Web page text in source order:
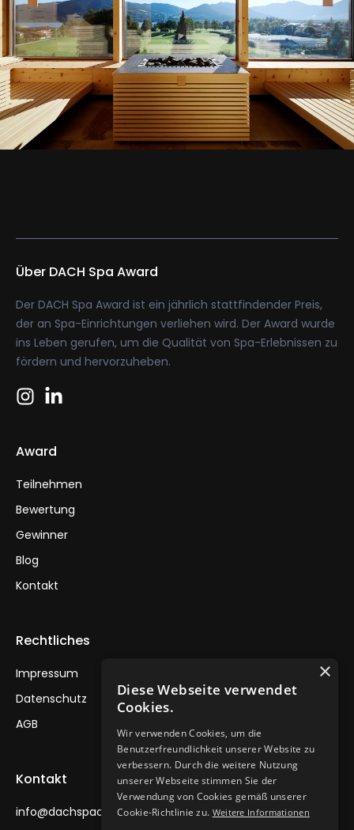
Über DACH Spa Award
Der DACH Spa Award ist ein jährlich stattfindender Preis,
der an Spa-Einrichtungen verliehen wird. Der Award wurde
ins Leben gerufen, um die Qualität von Spa-Erlebnissen zu
fördern und hervorzuheben.
Award
Teilnehmen
Bewertung
Gewinner
Blog
Kontakt
Rechtliches
Impressum
Datenschutz
AGB
Kontakt
info@dachspaawards.de
×
Diese Webseite verwendet
Cookies.
Wir verwenden Cookies, um die
Benutzerfreundlichkeit unserer Website zu
verbessern. Durch die weitere Nutzung
unserer Webseite stimmen Sie der
Verwendung von Cookies gemäß unserer
Cookie-Richtlinie zu. Weitere Informationen